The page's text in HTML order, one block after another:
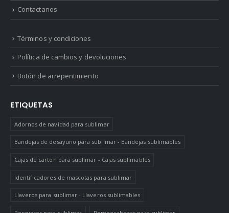
Contactanos
Términos y condiciones
Política de cambios y devoluciones
Botón de arrepentimiento
ETIQUETAS
Adornos de navidad para sublimar
Bandejas de desayuno para sublimar - Bandejas sublimables
Cajas de cartón para sublimar - Cajas sublimables
Identificadores de mascotas para sublimar
Llaveros para sublimar - Llaveros sublimables